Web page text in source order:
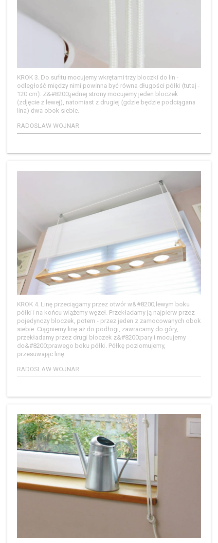
KROK 3. Do sufitu mocujemy wkrętami trzy bloczki do lin -
odległość między nimi powinna być równa długości półki (tutaj -
120 cm). Z&#8200;jednej strony mocujemy jeden bloczek
(zdjęcie z lewej), natomiast z drugiej (gdzie będzie podciągana
lina) dwa obok siebie.
RADOSLAW WOJNAR
KROK 4. Linę przeciągamy przez otwór w&#8200;lewym boku
półki i na końcu wiążemy węzeł. Przekładamy ją najpierw przez
pojedynczy bloczek, potem - przez jeden z zamocowanych obok
siebie. Ciągniemy linę aż do podłogi, zawracamy do góry,
przekładamy przez drugi bloczek z&#8200;pary i mocujemy
do&#8200;prawego boku półki. Półkę poziomujemy,
przesuwając linę.
RADOSLAW WOJNAR